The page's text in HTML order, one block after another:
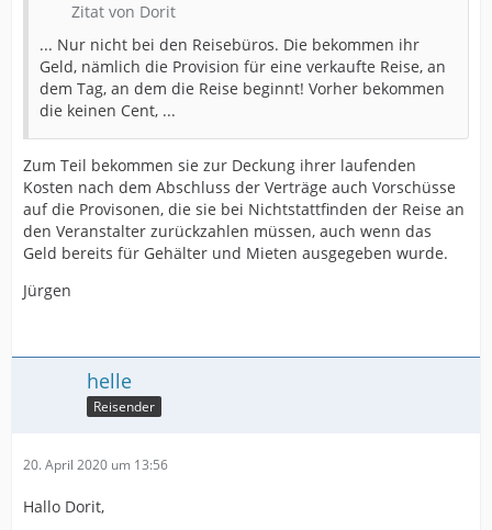
Zitat von Dorit
... Nur nicht bei den Reisebüros. Die bekommen ihr
Geld, nämlich die Provision für eine verkaufte Reise, an
dem Tag, an dem die Reise beginnt! Vorher bekommen
die keinen Cent, ...
Zum Teil bekommen sie zur Deckung ihrer laufenden
Kosten nach dem Abschluss der Verträge auch Vorschüsse
auf die Provisonen, die sie bei Nichtstattfinden der Reise an
den Veranstalter zurückzahlen müssen, auch wenn das
Geld bereits für Gehälter und Mieten ausgegeben wurde.
Jürgen
helle
Reisender
20. April 2020 um 13:56
Hallo Dorit,